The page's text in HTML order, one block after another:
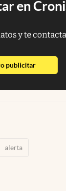
en
y te
publicitarabre en
alerta